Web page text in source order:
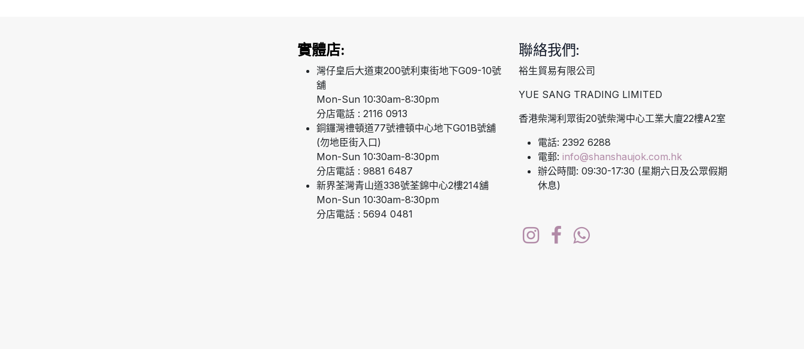
聯絡我們:
裕生貿易有限公司
YUE SANG TRADING LIMITED
香港柴灣利眾街20號柴灣中心工業大廈22樓A2室
電話: 2392 6288
電郵: info@shanshaujok.com.hk
辦公時間: 09:30-17:30 (星期六日及公眾假期
休息)
實體店:
灣仔皇后大道東200號利東街地下G09-10號
舖
Mon-Sun 10:30am-8:30pm
分店電話 : 2116 0913
銅鑼灣禮頓道77號禮頓中心地下G01B號舖
(勿地臣街入口)
Mon-Sun 10:30am-8:30pm
分店電話 : 9881 6487
新界荃灣青山道338號荃錦中心2樓214舖
Mon-Sun 10:30am-8:30pm
分店電話 : 5694 0481